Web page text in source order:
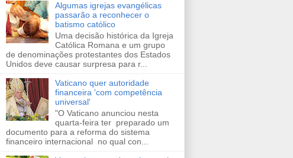
Algumas igrejas evangélicas
passarão a reconhecer o
batismo católico
Uma decisão histórica da Igreja
Católica Romana e um grupo
de denominações protestantes dos Estados
Unidos deve causar surpresa para r...
Vaticano quer autoridade
financeira 'com competência
universal'
"O Vaticano anunciou nesta
quarta-feira ter preparado um
documento para a reforma do sistema
financeiro internacional no qual con...